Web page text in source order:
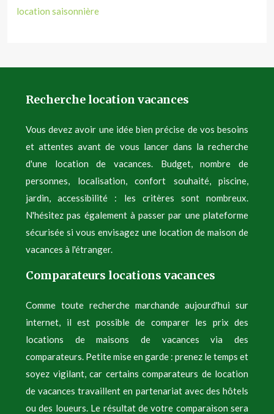
location saisonnière
Recherche location vacances
Vous devez avoir une idée bien précise de vos besoins
et attentes avant de vous lancer dans la recherche
d'une location de vacances. Budget, nombre de
personnes, localisation, confort souhaité, piscine,
jardin, accessibilité : les critères sont nombreux.
N'hésitez pas également à passer par une plateforme
sécurisée si vous envisagez une location de maison de
vacances à l'étranger.
Comparateurs locations vacances
Comme toute recherche marchande aujourd'hui sur
internet, il est possible de comparer les prix des
locations de maisons de vacances via des
comparateurs. Petite mise en garde : prenez le temps et
soyez vigilant, car certains comparateurs de location
de vacances travaillent en partenariat avec des hôtels
ou des loueurs. Le résultat de votre comparaison sera